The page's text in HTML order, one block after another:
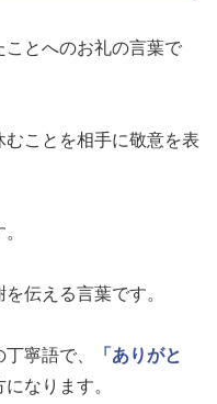
とへのお礼の言葉で
むことを相手に敬意を表
を伝える言葉です。
寧語で、
「ありがと
なります。